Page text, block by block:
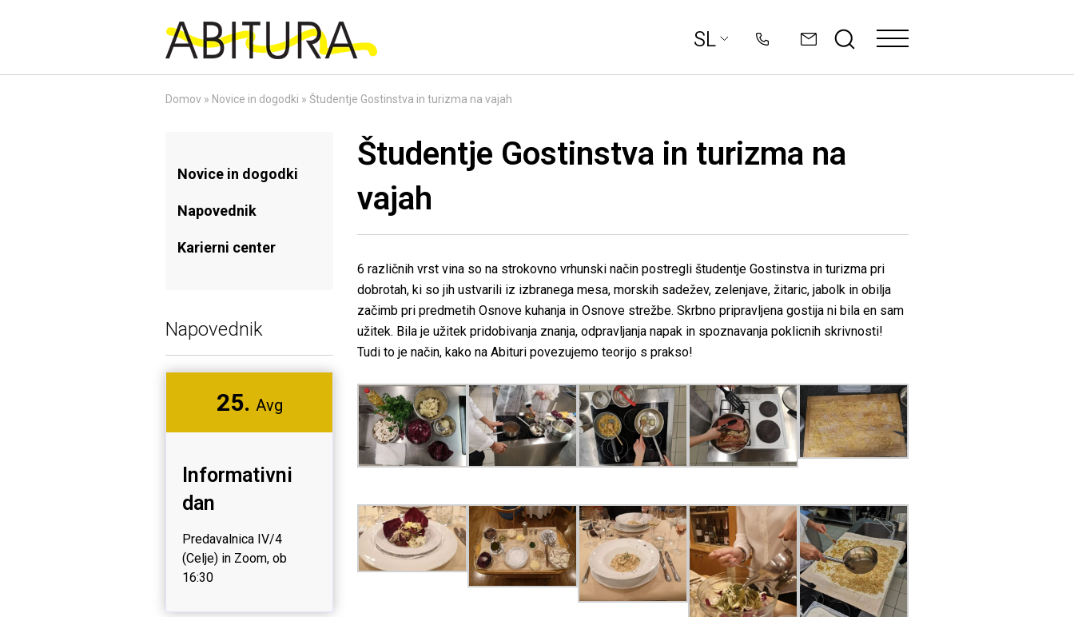
SL
Domov » Novice in dogodki » Študentje Gostinstva in turizma na vajah
Novice in dogodki
Napovednik
Karierni center
Napovednik
25. Avg
Informativni
dan
Predavalnica IV/4
(Celje) in Zoom, ob
16:30
Študentje Gostinstva in turizma na
vajah
6 različnih vrst vina so na strokovno vrhunski način postregli študentje Gostinstva in turizma pri
dobrotah, ki so jih ustvarili iz izbranega mesa, morskih sadežev, zelenjave, žitaric, jabolk in obilja
začimb pri predmetih Osnove kuhanja in Osnove strežbe. Skrbno pripravljena gostija ni bila en sam
užitek. Bila je užitek pridobivanja znanja, odpravljanja napak in spoznavanja poklicnih skrivnosti!
Tudi to je način, kako na Abituri povezujemo teorijo s prakso!